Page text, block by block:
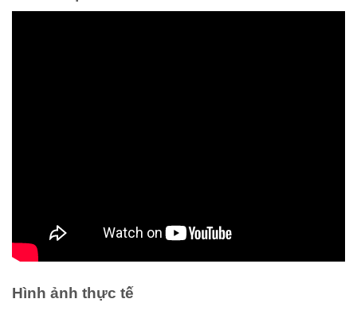
Hình ảnh thực tế